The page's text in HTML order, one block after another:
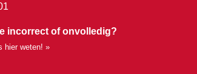
incorrect of onvolledig?
hier weten! »